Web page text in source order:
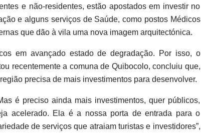
e não-residentes, estão apostados em investir no
e alguns serviços de Saúde, como postos Médicos
que dão à vila uma nova imagem arquitectónica.
em avançado estado de degradação. Por isso, o
recentemente a comuna de Quibocolo, concluiu que,
precisa de mais investimentos para desenvolver.
é preciso ainda mais investimentos, quer públicos,
acelerado. Ela é a nossa porta de entrada para o
de serviços que atraiam turistas e investidores”,